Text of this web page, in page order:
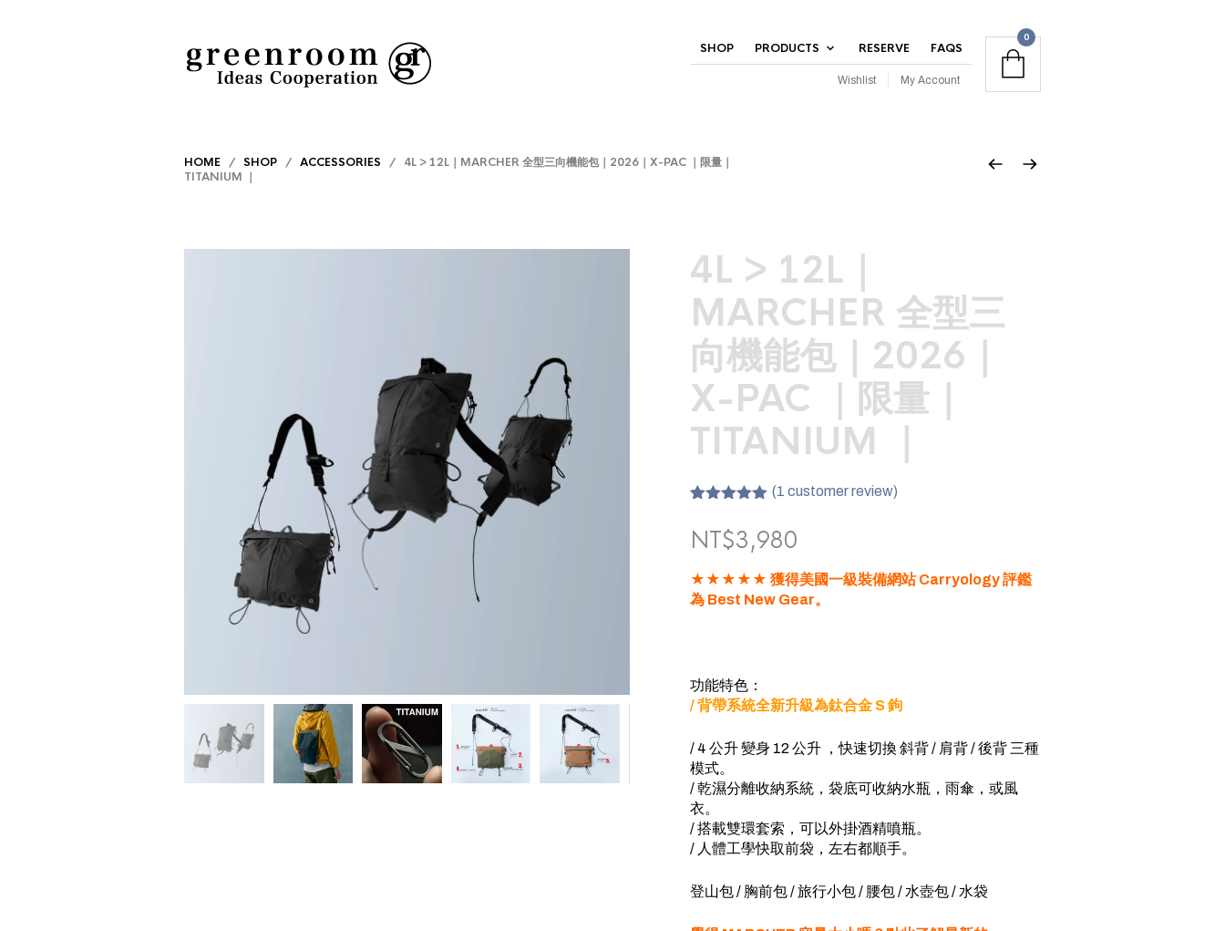
SHOP PRODUCTS RESERVE FAQS
Wishlist My Account
0
HOME / SHOP / ACCESSORIES / 4L > 12L｜MARCHER 全型三向機能包｜2026｜X-PAC ｜限量｜
TITANIUM ｜
4L > 12L｜
MARCHER 全型三
向機能包｜2026｜
X-PAC ｜限量｜
TITANIUM ｜
out of 5
based on
customer
rating
(1 customer review)
NT$3,980
★★★★★ 獲得美國一級裝備網站 Carryology 評鑑
為 Best New Gear。
功能特色：
/ 背帶系統全新升級為鈦合金 S 鉤
/ 4 公升 變身 12 公升 ，快速切換 斜背 / 肩背 / 後背 三種
模式。
/ 乾濕分離收納系統，袋底可收納水瓶，雨傘，或風
衣。
/ 搭載雙環套索，可以外掛酒精噴瓶。
/ 人體工學快取前袋，左右都順手。
登山包 / 胸前包 / 旅行小包 / 腰包 / 水壺包 / 水袋